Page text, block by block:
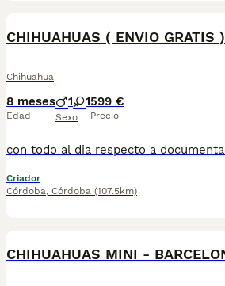
CHIHUAHUAS ( ENVIO GRATIS )
Chihuahua
8 meses
Edad
1 1
Sexo
599 €
Precio
Criador
Córdoba, Córdoba (107.5km)